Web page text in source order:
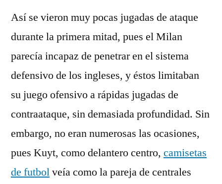
Así se vieron muy pocas jugadas de ataque
durante la primera mitad, pues el Milan
parecía incapaz de penetrar en el sistema
defensivo de los ingleses, y éstos limitaban
su juego ofensivo a rápidas jugadas de
contraataque, sin demasiada profundidad. Sin
embargo, no eran numerosas las ocasiones,
pues Kuyt, como delantero centro, camisetas
de futbolveía como la pareja de centrales